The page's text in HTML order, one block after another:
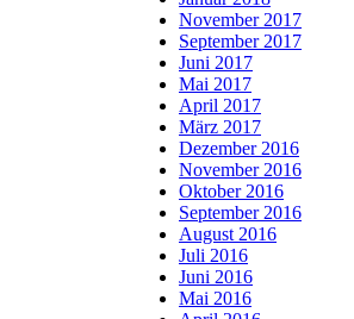
November 2017
September 2017
Juni 2017
Mai 2017
April 2017
März 2017
Dezember 2016
November 2016
Oktober 2016
September 2016
August 2016
Juli 2016
Juni 2016
Mai 2016